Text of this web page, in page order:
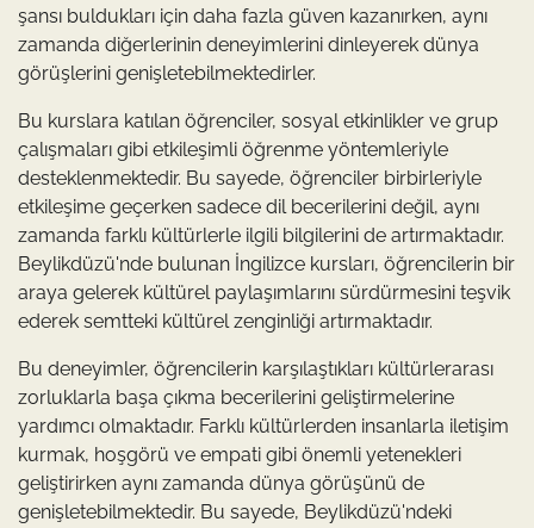
şansı buldukları için daha fazla güven kazanırken, aynı
zamanda diğerlerinin deneyimlerini dinleyerek dünya
görüşlerini genişletebilmektedirler.
Bu kurslara katılan öğrenciler, sosyal etkinlikler ve grup
çalışmaları gibi etkileşimli öğrenme yöntemleriyle
desteklenmektedir. Bu sayede, öğrenciler birbirleriyle
etkileşime geçerken sadece dil becerilerini değil, aynı
zamanda farklı kültürlerle ilgili bilgilerini de artırmaktadır.
Beylikdüzü'nde bulunan İngilizce kursları, öğrencilerin bir
araya gelerek kültürel paylaşımlarını sürdürmesini teşvik
ederek semtteki kültürel zenginliği artırmaktadır.
Bu deneyimler, öğrencilerin karşılaştıkları kültürlerarası
zorluklarla başa çıkma becerilerini geliştirmelerine
yardımcı olmaktadır. Farklı kültürlerden insanlarla iletişim
kurmak, hoşgörü ve empati gibi önemli yetenekleri
geliştirirken aynı zamanda dünya görüşünü de
genişletebilmektedir. Bu sayede, Beylikdüzü'ndeki